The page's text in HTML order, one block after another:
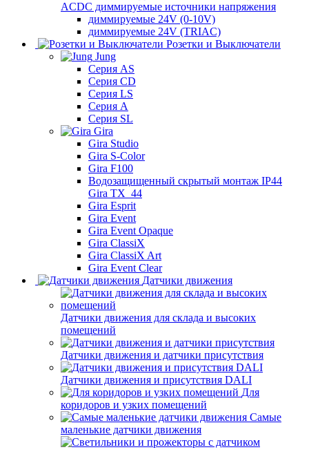
ACDC диммируемые источники напряжения
диммируемые 24V (0-10V)
диммируемые 24V (TRIAC)
Розетки и Выключатели
Jung
Серия AS
Серия CD
Серия LS
Серия A
Серия SL
Gira
Gira Studio
Gira S-Color
Gira F100
Водозащищенный скрытый монтаж IP44
Gira TX_44
Gira Esprit
Gira Event
Gira Event Opaque
Gira ClassiX
Gira ClassiX Art
Gira Event Clear
Датчики движения
Датчики движения для склада и высоких
помещений
Датчики движения и датчики присутствия
Датчики движения и присутствия DALI
Для
коридоров и узких помещений
Самые
маленькие датчики движения